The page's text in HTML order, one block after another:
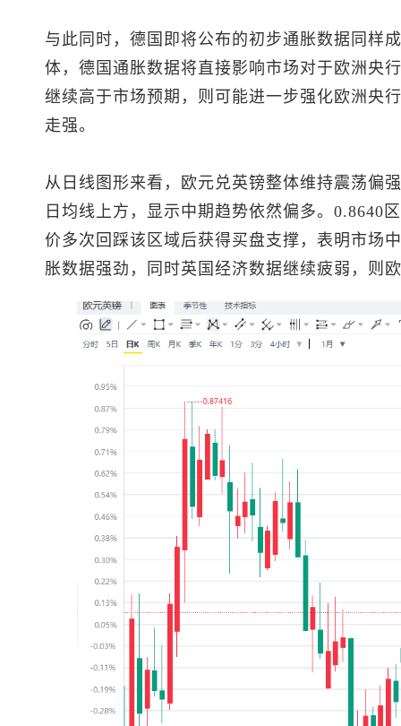
与此同时，德国即将公布的初步通胀数据同样
体，德国通胀数据将直接影响市场对于欧洲央
继续高于市场预期，则可能进一步强化欧洲央
走强。
从日线图形来看，欧元兑英镑整体维持震荡偏
日均线上方，显示中期趋势依然偏多。0.8640
价多次回踩该区域后获得买盘支撑，表明市场
胀数据强劲，同时英国经济数据继续疲弱，则